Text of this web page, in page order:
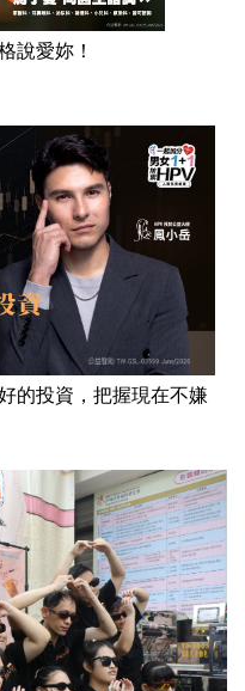
說愛妳！
的投資，把握現在不嫌